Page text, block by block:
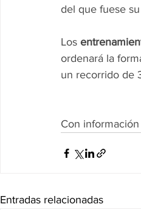
del que fuese
Los
ordenará la
un recorrido de
Con información
Entradas relacionadas